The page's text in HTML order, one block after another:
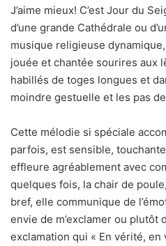
J’aime mieux! C’est Jour du
d’une grande Cathédrale ou
musique religieuse
jouée et chantée sourires aux
habillés de toges longues et
moindre gestuelle et les pas
Cette mélodie si spéciale
parfois, est sensible,
effleure agréablement avec
quelques fois, la chair de
bref, elle communique de
envie de m’exclamer ou plutôt
exclamation qui « En vérité,